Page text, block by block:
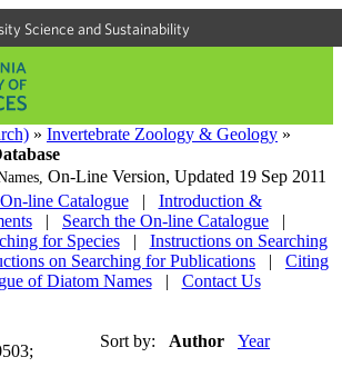
Science and Sustainability
» Invertebrate Zoology & Geology »
On-Line Version, Updated 19 Sep 2011
line Catalogue
|
Introduction &
| Search the On-line Catalogue
|
for Species
|
Instructions on Searching
on Searching for Publications |
Citing
of Diatom Names
| Contact Us
Sort by: Author Year